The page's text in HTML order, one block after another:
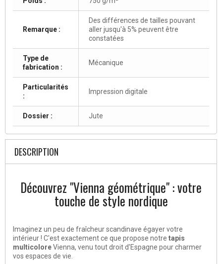
Remarque :
Des différences de tailles pouvant
aller jusqu'à 5% peuvent être
constatées
Type de
fabrication :
Mécanique
Particularités
:
Impression digitale
Dossier : Jute
DESCRIPTION
Découvrez "Vienna géométrique" : votre
touche de style nordique
Imaginez un peu de fraîcheur scandinave égayer votre
intérieur ! C'est exactement ce que propose notre tapis
multicoloreVienna, venu tout droit d'Espagne pour charmer
vos espaces de vie.